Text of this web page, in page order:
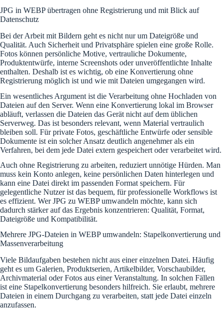
JPG in WEBP übertragen ohne Registrierung und mit Blick auf
Datenschutz
Bei der Arbeit mit Bildern geht es nicht nur um Dateigröße und
Qualität. Auch Sicherheit und Privatsphäre spielen eine große Rolle.
Fotos können persönliche Motive, vertrauliche Dokumente,
Produktentwürfe, interne Screenshots oder unveröffentlichte Inhalte
enthalten. Deshalb ist es wichtig, ob eine Konvertierung ohne
Registrierung möglich ist und wie mit Dateien umgegangen wird.
Ein wesentliches Argument ist die Verarbeitung ohne Hochladen von
Dateien auf den Server. Wenn eine Konvertierung lokal im Browser
abläuft, verlassen die Dateien das Gerät nicht auf dem üblichen
Serverweg. Das ist besonders relevant, wenn Material vertraulich
bleiben soll. Für private Fotos, geschäftliche Entwürfe oder sensible
Dokumente ist ein solcher Ansatz deutlich angenehmer als ein
Verfahren, bei dem jede Datei extern gespeichert oder verarbeitet wird.
Auch ohne Registrierung zu arbeiten, reduziert unnötige Hürden. Man
muss kein Konto anlegen, keine persönlichen Daten hinterlegen und
kann eine Datei direkt im passenden Format speichern. Für
gelegentliche Nutzer ist das bequem, für professionelle Workflows ist
es effizient. Wer JPG zu WEBP umwandeln möchte, kann sich
dadurch stärker auf das Ergebnis konzentrieren: Qualität, Format,
Dateigröße und Kompatibilität.
Mehrere JPG-Dateien in WEBP umwandeln: Stapelkonvertierung und
Massenverarbeitung
Viele Bildaufgaben bestehen nicht aus einer einzelnen Datei. Häufig
geht es um Galerien, Produktserien, Artikelbilder, Vorschaubilder,
Archivmaterial oder Fotos aus einer Veranstaltung. In solchen Fällen
ist eine Stapelkonvertierung besonders hilfreich. Sie erlaubt, mehrere
Dateien in einem Durchgang zu verarbeiten, statt jede Datei einzeln
anzufassen.